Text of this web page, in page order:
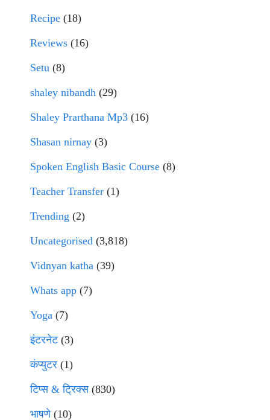
Recipe (18)
Reviews (16)
Setu (8)
shaley nibandh (29)
Shaley Prarthana Mp3 (16)
Shasan nirnay (3)
Spoken English Basic Course (8)
Teacher Transfer (1)
Trending (2)
Uncategorised (3,818)
Vidnyan katha (39)
Whats app (7)
Yoga (7)
इंटरनेट(3)
कंप्युटर (1)
टिप्स & ट्रिक्स(830)
भाषणे(10)